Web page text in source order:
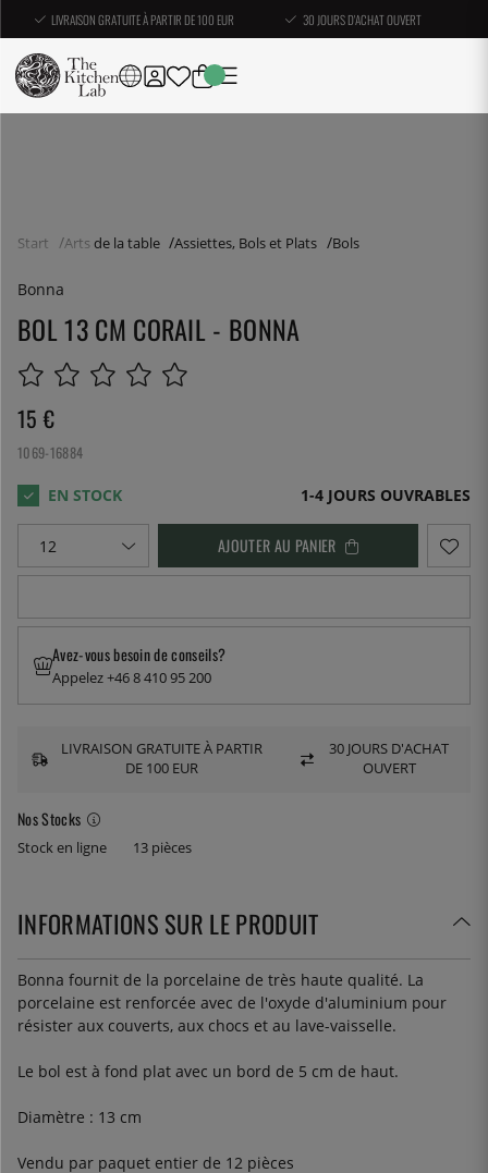
LIVRAISON GRATUITE À PARTIR DE 100 EUR 30 JOURS D'ACHAT OUVERT
Start Arts de la table Assiettes, Bols et Plats Bols
Bonna
BOL 13 CM CORAIL - BONNA
15 €
1069-16884
1-4 JOURS OUVRABLES
AJOUTER AU PANIER
Nos Stocks
Stock en ligne 13 pièces
Avez-vous besoin de conseils?
Appelez +46 8 410 95 200
LIVRAISON GRATUITE À PARTIR
DE 100 EUR
30 JOURS D'ACHAT
OUVERT
INFORMATIONS SUR LE PRODUIT
Bonna fournit de la porcelaine de très haute qualité. La
porcelaine est renforcée avec de l'oxyde d'aluminium pour
résister aux couverts, aux chocs et au lave-vaisselle.
Le bol est à fond plat avec un bord de 5 cm de haut.
Diamètre : 13 cm
Vendu par paquet entier de 12 pièces